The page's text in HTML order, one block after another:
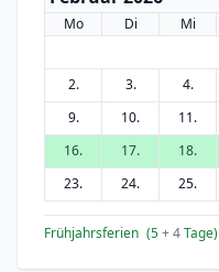
Mo Di Mi
2.
3. 4.
9.
10. 11.
16.
17. 18.
23.
24. 25.
Frühjahrsferien (5+ 4Tage)